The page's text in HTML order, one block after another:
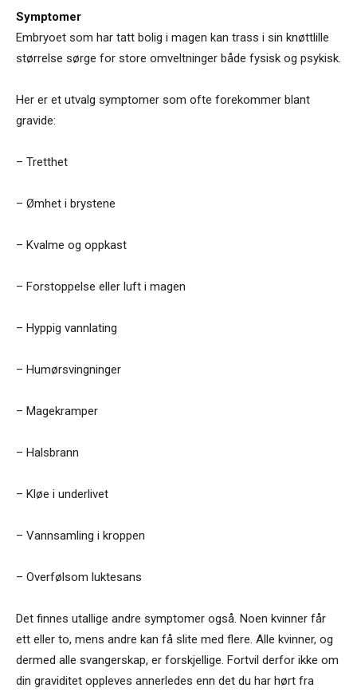
Symptomer
Embryoet som har tatt bolig i magen kan trass i sin knøttlille
størrelse sørge for store omveltninger både fysisk og psykisk.
Her er et utvalg symptomer som ofte forekommer blant
gravide:
– Tretthet
– Ømhet i brystene
– Kvalme og oppkast
– Forstoppelse eller luft i magen
– Hyppig vannlating
– Humørsvingninger
– Magekramper
– Halsbrann
– Kløe i underlivet
– Vannsamling i kroppen
– Overfølsom luktesans
Det finnes utallige andre symptomer også. Noen kvinner får
ett eller to, mens andre kan få slite med flere. Alle kvinner, og
dermed alle svangerskap, er forskjellige. Fortvil derfor ikke om
din graviditet oppleves annerledes enn det du har hørt fra